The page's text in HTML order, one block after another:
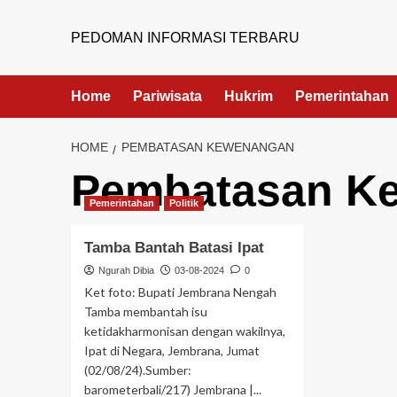
PEDOMAN INFORMASI TERBARU
Home Pariwisata Hukrim Pemerintahan
HOME PEMBATASAN KEWENANGAN
Pembatasan
Pemerintahan Politik
Tamba Bantah Batasi Ipat
Ngurah Dibia 03-08-2024 0
Ket foto: Bupati Jembrana Nengah
Tamba membantah isu
ketidakharmonisan dengan wakilnya,
Ipat di Negara, Jembrana, Jumat
(02/08/24).Sumber:
barometerbali/217) Jembrana |...